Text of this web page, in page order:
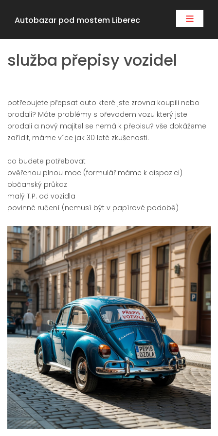
Autobazar pod mostem Liberec
služba přepisy vozidel
potřebujete přepsat auto které jste zrovna koupili nebo
prodali? Máte problémy s převodem vozu který jste
prodali a nový majitel se nemá k přepisu? vše dokážeme
zařídit, máme více jak 30 leté zkušenosti.
co budete potřebovat
ověřenou plnou moc (formulář máme k dispozici)
občanský průkaz
malý T.P. od vozidla
povinné ručení (nemusí být v papírové podobě)